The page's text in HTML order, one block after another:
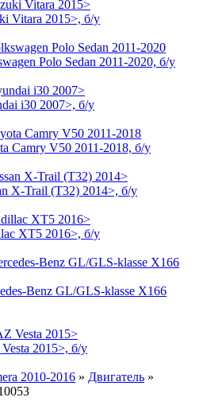
Vitara 2015>, б/у
Polo Sedan 2011-2020, б/у
i30 2007>, б/у
Camry V50 2011-2018, б/у
X-Trail (T32) 2014>, б/у
XT5 2016>, б/у
Benz GL/GLS-klasse X166
2015>, б/у
2010-2016 » Двигатель »